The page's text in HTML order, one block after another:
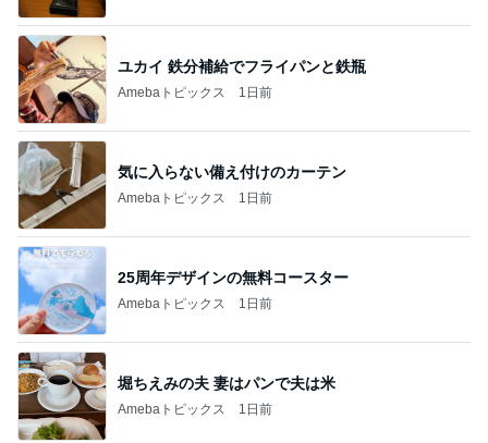
ユカイ 鉄分補給でフライパンと鉄瓶
Amebaトピックス 1日前
気に入らない備え付けのカーテン
Amebaトピックス 1日前
25周年デザインの無料コースター
Amebaトピックス 1日前
堀ちえみの夫 妻はパンで夫は米
Amebaトピックス 1日前